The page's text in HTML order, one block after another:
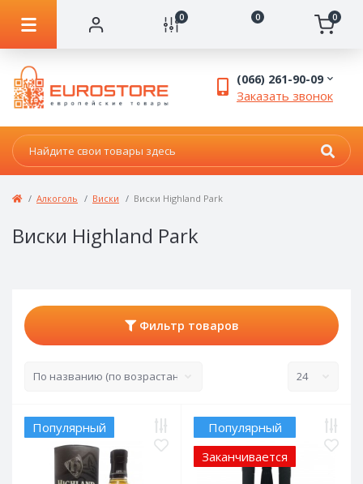
0 0 0
(066) 261-90-09
Заказать звонок
Алкоголь Виски Виски Highland Park
Виски Highland Park
Фильтр товаров
Популярный
Популярный
Заканчивается